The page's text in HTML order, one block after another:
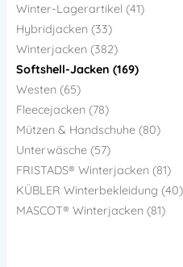
Winter-Lagerartikel (41)
Hybridjacken (33)
Winterjacken (382)
Softshell-Jacken (169)
Westen (65)
Fleecejacken (78)
Mützen & Handschuhe (80)
Unterwäsche (57)
FRISTADS® Winterjacken (81)
KÜBLER Winterbekleidung (40)
MASCOT® Winterjacken (81)